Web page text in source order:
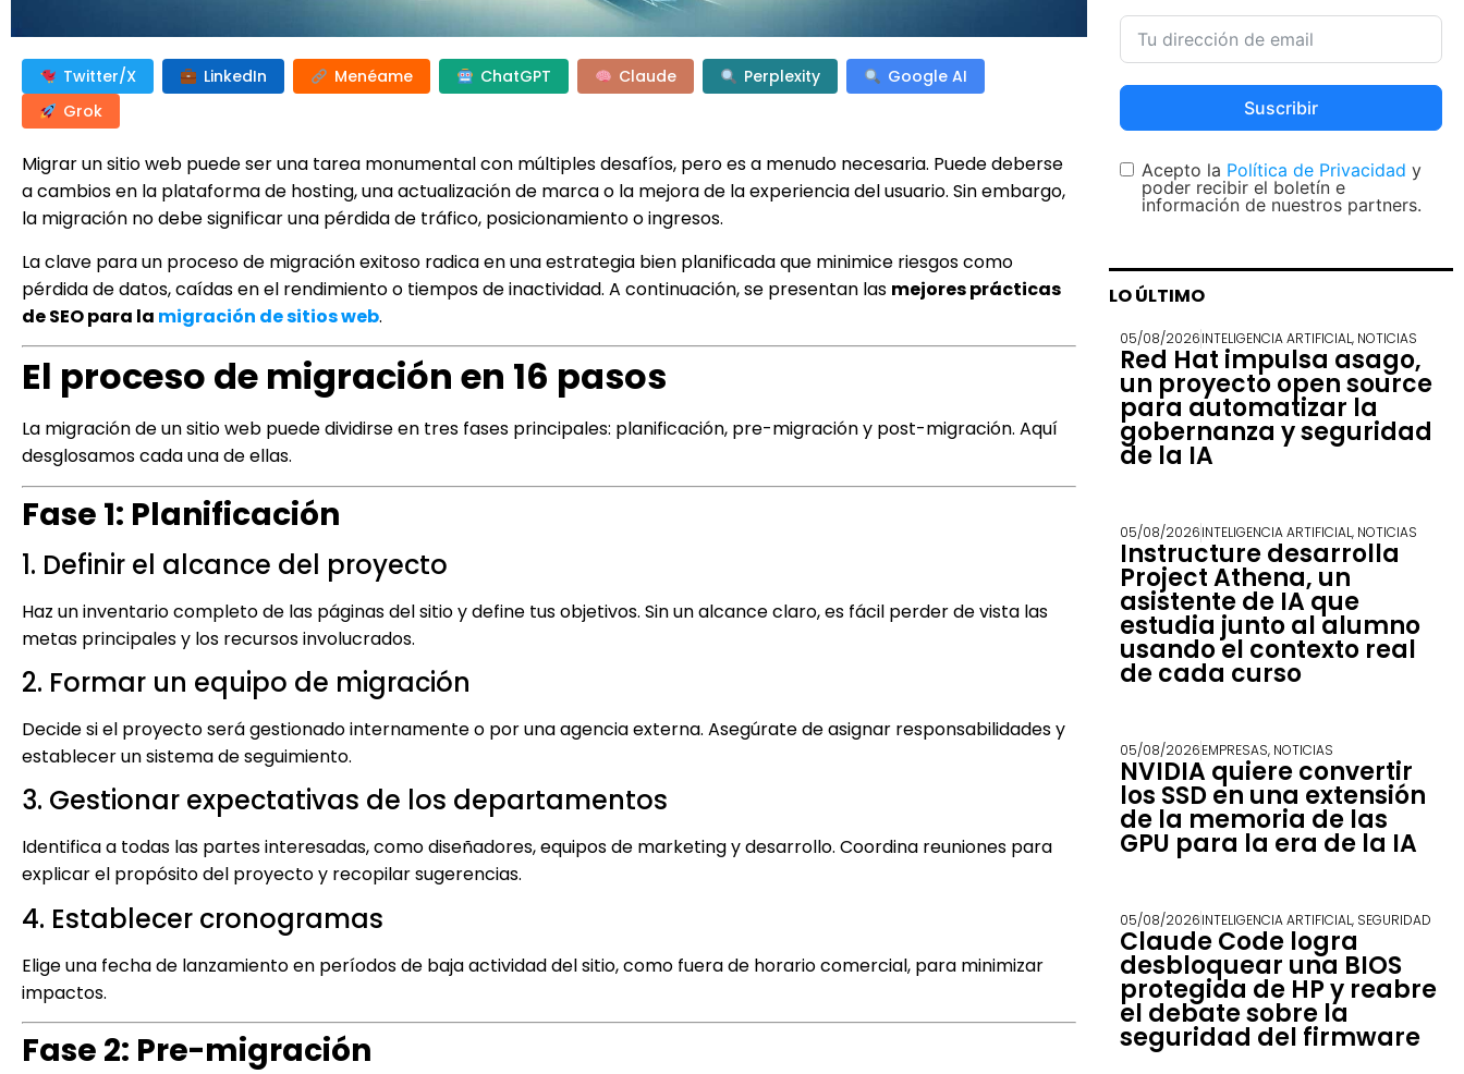
Twitter/X LinkedIn Menéame ChatGPT Claude Perplexity
Google AI
Grok
Migrar un sitio web puede ser una tarea monumental con múltiples desafíos, pero es a menudo necesaria. Puede deberse
a cambios en la plataforma de hosting, una actualización de marca o la mejora de la experiencia del usuario. Sin embargo,
la migración no debe significar una pérdida de tráfico, posicionamiento o ingresos.
La clave para un proceso de migración exitoso radica en una estrategia bien planificada que minimice riesgos como
pérdida de datos, caídas en el rendimiento o tiempos de inactividad. A continuación, se presentan las mejores prácticas
de SEO para la migración de sitios web.
El proceso de migración en 16 pasos
La migración de un sitio web puede dividirse en tres fases principales: planificación, pre-migración y post-migración. Aquí
desglosamos cada una de ellas.
Fase 1: Planificación
1. Definir el alcance del proyecto
Haz un inventario completo de las páginas del sitio y define tus objetivos. Sin un alcance claro, es fácil perder de vista las
metas principales y los recursos involucrados.
2. Formar un equipo de migración
Decide si el proyecto será gestionado internamente o por una agencia externa. Asegúrate de asignar responsabilidades y
establecer un sistema de seguimiento.
3. Gestionar expectativas de los departamentos
Identifica a todas las partes interesadas, como diseñadores, equipos de marketing y desarrollo. Coordina reuniones para
explicar el propósito del proyecto y recopilar sugerencias.
4. Establecer cronogramas
Elige una fecha de lanzamiento en períodos de baja actividad del sitio, como fuera de horario comercial, para minimizar
impactos.
Fase 2: Pre-migración
Suscribir
Acepto la Política de Privacidad y
poder recibir el boletín e
información de nuestros partners.
LO ÚLTIMO
05/08/2026INTELIGENCIA ARTIFICIAL, NOTICIAS
Red Hat impulsa asago,
un proyecto open source
para automatizar la
gobernanza y seguridad
de la IA
05/08/2026INTELIGENCIA ARTIFICIAL, NOTICIAS
Instructure desarrolla
Project Athena, un
asistente de IA que
estudia junto al alumno
usando el contexto real
de cada curso
05/08/2026EMPRESAS, NOTICIAS
NVIDIA quiere convertir
los SSD en una extensión
de la memoria de las
GPU para la era de la IA
05/08/2026INTELIGENCIA ARTIFICIAL, SEGURIDAD
Claude Code logra
desbloquear una BIOS
protegida de HP y reabre
el debate sobre la
seguridad del firmware